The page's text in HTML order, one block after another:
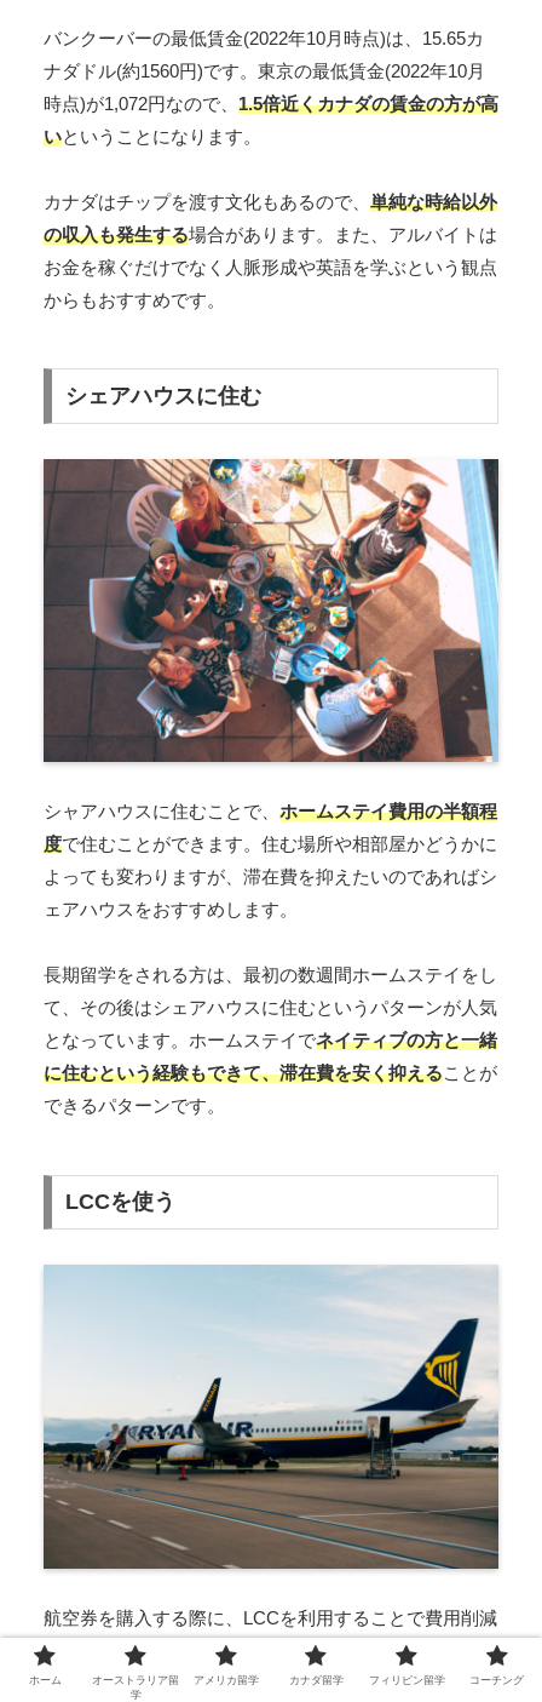
バンクーバーの最低賃金(2022年10月時点)は、15.65カ
ナダドル(約1560円)です。東京の最低賃金(2022年10月
時点)が1,072円なので、 1.5倍近くカナダの賃金の方が高
いということになります。
カナダはチップを渡す文化もあるので、 単純な時給以外
の収入も発生する場合があります。また、アルバイトは
お金を稼ぐだけでなく人脈形成や英語を学ぶという観点
からもおすすめです。
シェアハウスに住む
シャアハウスに住むことで、 ホームステイ費用の半額程
度で住むことができます。住む場所や相部屋かどうかに
よっても変わりますが、滞在費を抑えたいのであればシ
ェアハウスをおすすめします。
長期留学をされる方は、最初の数週間ホームステイをし
て、その後はシェアハウスに住むというパターンが人気
となっています。ホームステイでネイティブの方と一緒
に住むという経験もできて、滞在費を安く抑えることが
できるパターンです。
LCCを使う
航空券を購入する際に、LCCを利用することで費用削減
が可能です。航空券をなるべく安く抑えたい方は、
下記
のポイントを意識
して航空券を選びましょう。
ホーム
オーストラリア留
学
アメリカ留学 カナダ留学 フィリピン留学 コーチング